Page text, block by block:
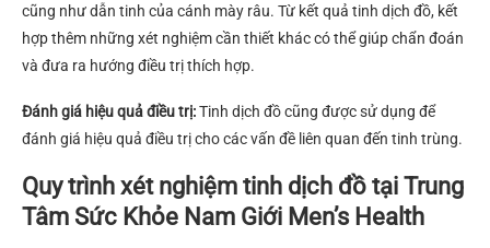
cũng như dẫn tinh của cánh mày râu. Từ kết quả tinh dịch đồ, kết
hợp thêm những xét nghiệm cần thiết khác có thể giúp chẩn đoán
và đưa ra hướng điều trị thích hợp.
Đánh giá hiệu quả điều trị:Tinh dịch đồ cũng được sử dụng để
đánh giá hiệu quả điều trị cho các vấn đề liên quan đến tinh trùng.
Quy trình xét nghiệm tinh dịch đồ tại Trung
Tâm Sức Khỏe Nam Giới Men’s Health